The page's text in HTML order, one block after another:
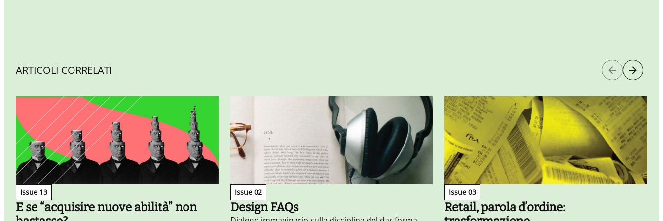
ARTICOLI CORRELATI
Issue 13
E se “acquisire nuove abilità” non
Issue 02
Design FAQs
Issue 03
Retail, parola d’ordine: